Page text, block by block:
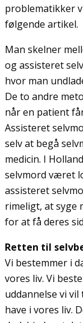
problematikker
følgende artikel.
Man skelner
og assisteret
hvor man
De to andre
når en patient
Assisteret
selv at begå
medicin. I
selvmord været
assisteret
rimeligt, at syge
for at få deres
Retten til
Vi bestemmer i
vores liv. Vi
uddannelse vi
have i vores liv.